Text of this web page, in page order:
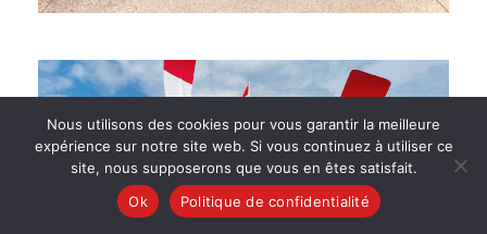
Nous utilisons des cookies pour vous garantir la meilleure
expérience sur notre site web. Si vous continuez à utiliser ce
site, nous supposerons que vous en êtes satisfait.
Ok
Politique de confidentialité
Français